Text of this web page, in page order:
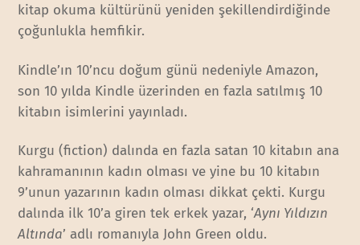
kitap okuma kültürünü yeniden şekillendirdiğinde
çoğunlukla hemfikir.
Kindle’ın 10’ncu doğum günü nedeniyle Amazon,
son 10 yılda Kindle üzerinden en fazla satılmış 10
kitabın isimlerini yayınladı.
Kurgu (fiction) dalında en fazla satan 10 kitabın ana
kahramanının kadın olması ve yine bu 10 kitabın
9’unun yazarının kadın olması dikkat çekti. Kurgu
dalında ilk 10’a giren tek erkek yazar, ‘Aynı Yıldızın
Altında’ adlı romanıyla John Green oldu.